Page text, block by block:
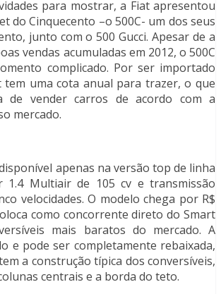
para mostrar, a Fiat apresentou
do Cinquecento –o 500C- um dos seus
junto com o 500 Gucci. Apesar de a
vendas acumuladas em 2012, o 500C
complicado. Por ser importado
tem uma cota anual para trazer, o que
de vender carros de acordo com a
mercado.
apenas na versão top de linha
1.4 Multiair de 105 cv e transmissão
velocidades. O modelo chega por R$
como concorrente direto do Smart
mais baratos do mercado. A
e pode ser completamente rebaixada,
a construção típica dos conversíveis,
centrais e a borda do teto.